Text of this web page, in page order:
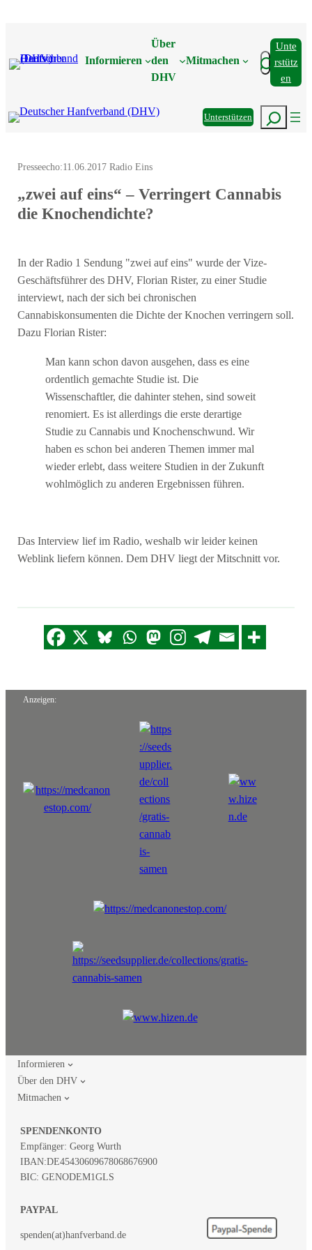
Informieren
Über
den
DHV
Mitmachen Suchen
Unte
Rstütz
En
UnterstützenSuchen
Presseecho:11.06.2017 Radio Eins
„zwei auf eins“ – Verringert Cannabis
die Knochendichte?
In der Radio 1 Sendung "zwei auf eins" wurde der Vize-
Geschäftsführer des DHV, Florian Rister, zu einer Studie
interviewt, nach der sich bei chronischen
Cannabiskonsumenten die Dichte der Knochen verringern soll.
Dazu Florian Rister:
Man kann schon davon ausgehen, dass es eine
ordentlich gemachte Studie ist. Die
Wissenschaftler, die dahinter stehen, sind soweit
renomiert. Es ist allerdings die erste derartige
Studie zu Cannabis und Knochenschwund. Wir
haben es schon bei anderen Themen immer mal
wieder erlebt, dass weitere Studien in der Zukunft
wohlmöglich zu anderen Ergebnissen führen.
Das Interview lief im Radio, weshalb wir leider keinen
Weblink liefern können. Dem DHV liegt der Mitschnitt vor.
Anzeigen:
Informieren
Über den DHV
Mitmachen
SPENDENKONTO
Empfänger: Georg Wurth
IBAN:DE45430609678068676900
BIC: GENODEM1GLS
PAYPAL
spenden(at)hanfverband.de